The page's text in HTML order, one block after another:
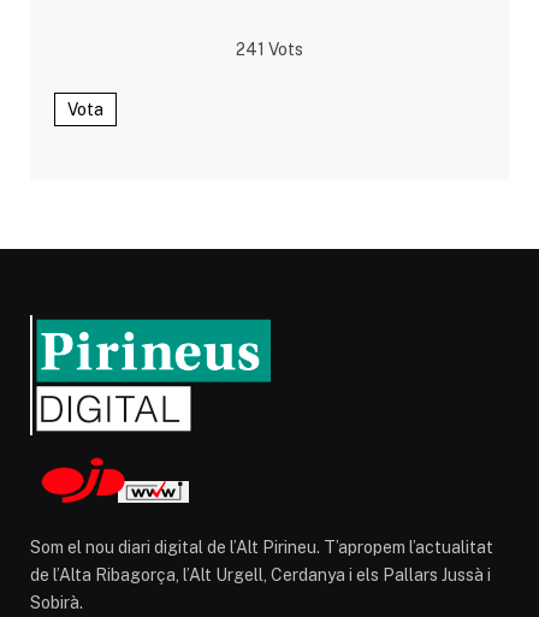
241 Vots
Vota
Som el nou diari digital de l’Alt Pirineu. T’apropem l’actualitat
de l’Alta Ribagorça, l’Alt Urgell, Cerdanya i els Pallars Jussà i
Sobirà.